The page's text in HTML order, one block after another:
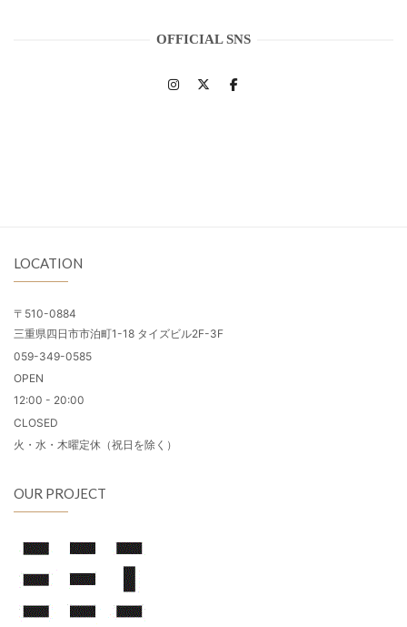
OFFICIAL SNS
LOCATION
〒510-0884
三重県四日市市泊町1-18 タイズビル2F-3F
059-349-0585
OPEN
12:00 - 20:00
CLOSED
火・水・木曜定休（祝日を除く）
OUR PROJECT